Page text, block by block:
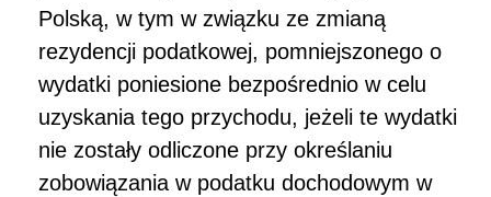
Polską, w tym w związku ze zmianą
rezydencji podatkowej, pomniejszonego o
wydatki poniesione bezpośrednio w celu
uzyskania tego przychodu, jeżeli te wydatki
nie zostały odliczone przy określaniu
zobowiązania w podatku dochodowym w